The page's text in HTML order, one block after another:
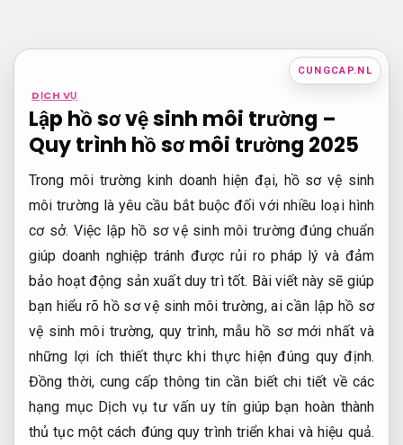
nội
CUNGCAP.NL
DỊCH VỤ
Lập hồ sơ vệ sinh môi trường –
Quy trình hồ sơ môi trường 2025
Trong môi trường kinh doanh hiện đại, hồ sơ vệ sinh
môi trường là yêu cầu bắt buộc đối với nhiều loại hình
cơ sở. Việc lập hồ sơ vệ sinh môi trường đúng chuẩn
giúp doanh nghiệp tránh được rủi ro pháp lý và đảm
bảo hoạt động sản xuất duy trì tốt. Bài viết này sẽ giúp
bạn hiểu rõ hồ sơ vệ sinh môi trường, ai cần lập hồ sơ
vệ sinh môi trường, quy trình, mẫu hồ sơ mới nhất và
những lợi ích thiết thực khi thực hiện đúng quy định.
Đồng thời, cung cấp thông tin cần biết chi tiết về các
hạng mục Dịch vụ tư vấn uy tín giúp bạn hoàn thành
thủ tục một cách đúng quy trình triển khai và hiệu quả.